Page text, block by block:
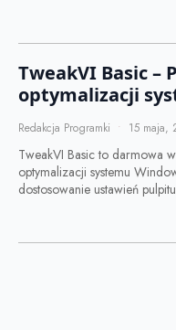
TweakVI Basic –
optymalizacji
Redakcja Programki 15 maja,
TweakVI Basic to darmowa
optymalizacji systemu
dostosowanie ustawień